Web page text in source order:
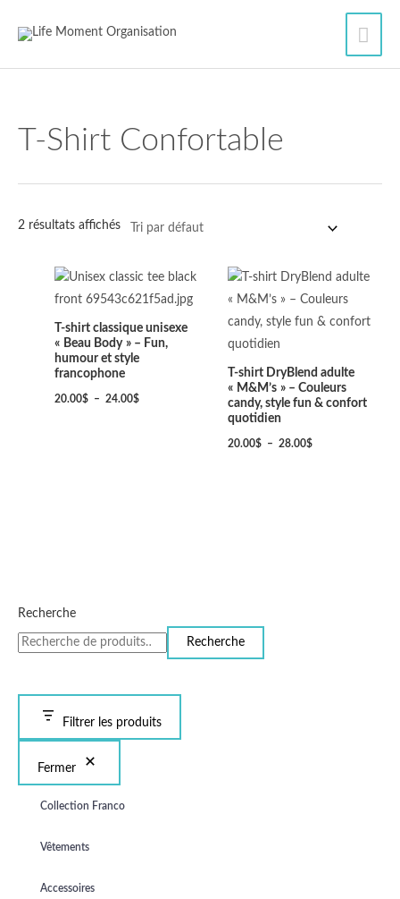
Recherche
Recherche
Filtrer les produits
Fermer
Collection Franco
Vêtements
Accessoires
T‑shirt Confortable
2 résultats affichés
T‑shirt classique unisexe
« Beau Body » – Fun,
humour et style
francophone
20.00$ – 24.00$
Plage
prix :
à
24.00$
T‑shirt DryBlend adulte
« M&M’s » – Couleurs
candy, style fun & confort
quotidien
20.00$ – 28.00$
Plage
prix :
20.00$